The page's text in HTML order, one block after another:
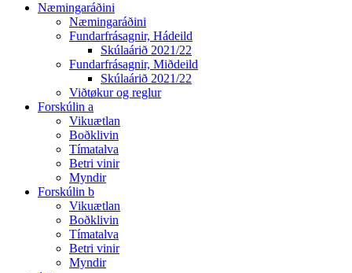
Næmingaráðini
Næmingaráðini
Fundarfrásagnir, Hádeild
Skúlaárið 2021/22
Fundarfrásagnir, Miðdeild
Skúlaárið 2021/22
Viðtøkur og reglur
Forskúlin a
Vikuætlan
Boðklivin
Tímatalva
Betri vinir
Myndir
Forskúlin b
Vikuætlan
Boðklivin
Tímatalva
Betri vinir
Myndir